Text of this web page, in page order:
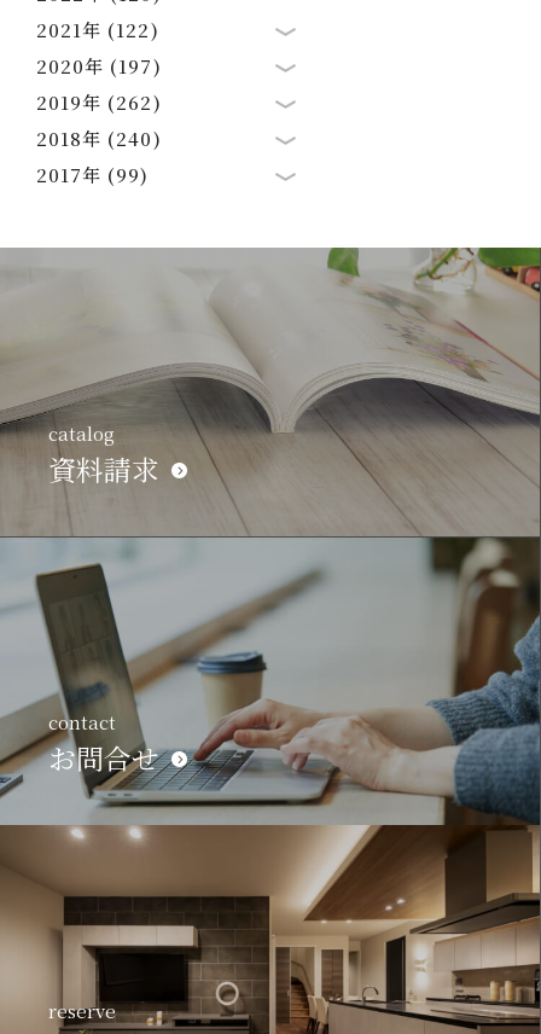
2021年 (122)
2020年 (197)
2019年 (262)
2018年 (240)
2017年 (99)
catalog
資料請求
contact
お問合せ
reserve